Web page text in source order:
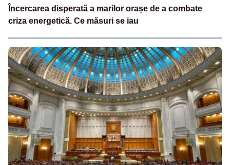
Încercarea disperată a marilor orașe de a combate
criza energetică. Ce măsuri se iau